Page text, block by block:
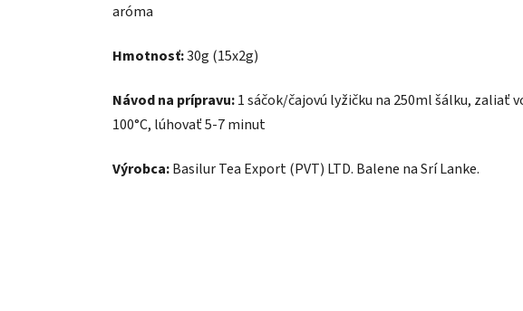
aróma
Hmotnosť:30g (15x2g)
Návod na prípravu:1 sáčok/čajovú lyžičku na 250ml šálku, zaliať
100°C, lúhovať 5-7 minut
Výrobca:Basilur Tea Export (PVT) LTD. Balene na Srí Lanke.